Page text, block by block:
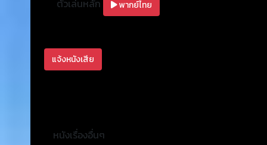
ตัวเล่นหลัก พากย์ไทย
แจ้งหนังเสีย
หนังเรื่องอื่นๆ